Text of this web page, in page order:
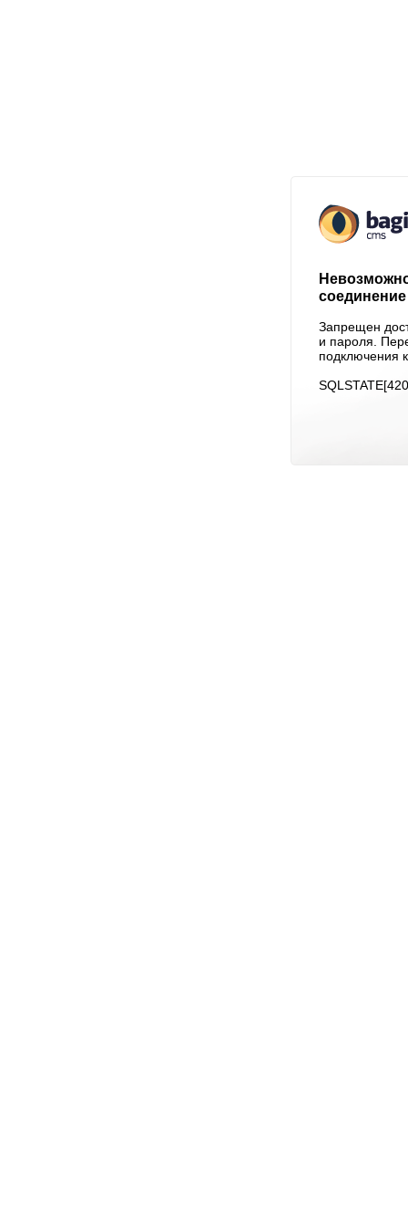
Запрещен
и пароля.
подключения